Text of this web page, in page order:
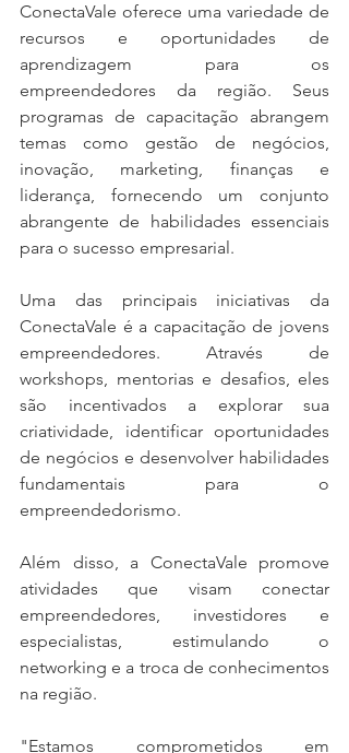
ConectaVale oferece uma variedade de
recursos e oportunidades de
aprendizagem para os
empreendedores da região. Seus
programas de capacitação abrangem
temas como gestão de negócios,
inovação, marketing, finanças e
liderança, fornecendo um conjunto
abrangente de habilidades essenciais
para o sucesso empresarial.
Uma das principais iniciativas da
ConectaVale é a capacitação de jovens
empreendedores. Através de
workshops, mentorias e desafios, eles
são incentivados a explorar sua
criatividade, identificar oportunidades
de negócios e desenvolver habilidades
fundamentais para o
empreendedorismo.
Além disso, a ConectaVale promove
atividades que visam conectar
empreendedores, investidores e
especialistas, estimulando o
networking e a troca de conhecimentos
na região.
"Estamos comprometidos em